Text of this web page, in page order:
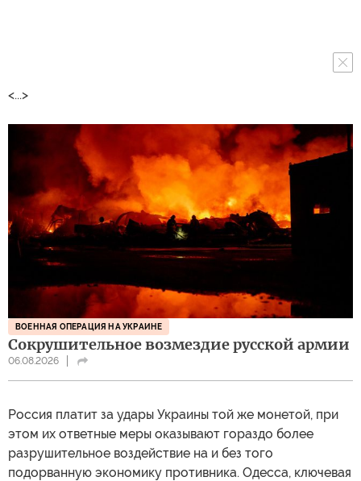
<...>
ВОЕННАЯ ОПЕРАЦИЯ НА УКРАИНЕ
Сокрушительное возмездие русской армии
06.08.2026
Россия платит за удары Украины той же монетой, при
этом их ответные меры оказывают гораздо более
разрушительное воздействие на и без того
подорванную экономику противника. Одесса, ключевая